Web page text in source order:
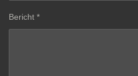
Bericht *